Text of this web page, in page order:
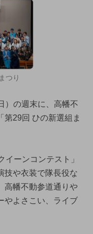
つり
）の週末に、高幡不
第29回 ひの新選組ま
ーンコンテスト」
技や衣装で隊長役な
高幡不動参道通りや
やよさこい、ライブ